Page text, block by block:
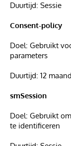
Duurtijd: Sessie
Consent-policy
Doel: Gebruikt
parameters
Duurtijd: 12
smSession
Doel: Gebruikt
te identificeren